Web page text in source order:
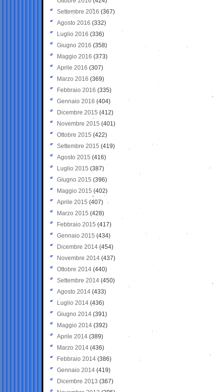
Settembre 2016 (367)
Agosto 2016 (332)
Luglio 2016 (336)
Giugno 2016 (358)
Maggio 2016 (373)
Aprile 2016 (307)
Marzo 2016 (369)
Febbraio 2016 (335)
Gennaio 2016 (404)
Dicembre 2015 (412)
Novembre 2015 (401)
Ottobre 2015 (422)
Settembre 2015 (419)
Agosto 2015 (416)
Luglio 2015 (387)
Giugno 2015 (396)
Maggio 2015 (402)
Aprile 2015 (407)
Marzo 2015 (428)
Febbraio 2015 (417)
Gennaio 2015 (434)
Dicembre 2014 (454)
Novembre 2014 (437)
Ottobre 2014 (440)
Settembre 2014 (450)
Agosto 2014 (433)
Luglio 2014 (436)
Giugno 2014 (391)
Maggio 2014 (392)
Aprile 2014 (389)
Marzo 2014 (436)
Febbraio 2014 (386)
Gennaio 2014 (419)
Dicembre 2013 (367)